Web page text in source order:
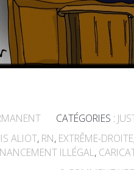
CATÉGORIES :
ALIOT, RN, EXTRÊME-DROITE
ILLÉGAL,